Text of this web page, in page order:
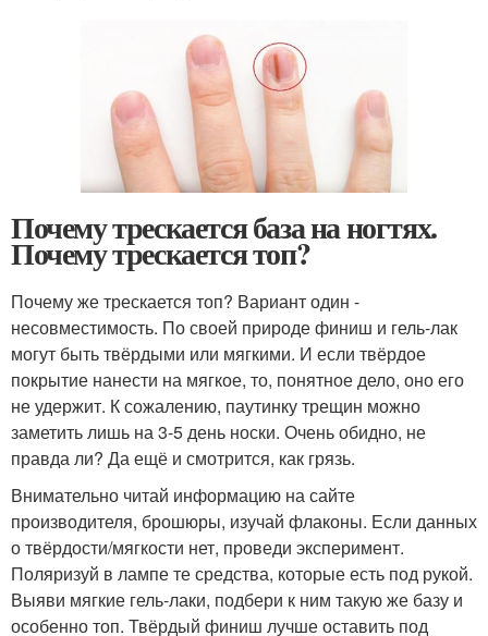
Почему трескается база на ногтях.
Почему трескается топ?
Почему же трескается топ? Вариант один -
несовместимость. По своей природе финиш и гель-лак
могут быть твёрдыми или мягкими. И если твёрдое
покрытие нанести на мягкое, то, понятное дело, оно его
не удержит. К сожалению, паутинку трещин можно
заметить лишь на 3-5 день носки. Очень обидно, не
правда ли? Да ещё и смотрится, как грязь.
Внимательно читай информацию на сайте
производителя, брошюры, изучай флаконы. Если данных
о твёрдости/мягкости нет, проведи эксперимент.
Поляризуй в лампе те средства, которые есть под рукой.
Выяви мягкие гель-лаки, подбери к ним такую же базу и
особенно топ. Твёрдый финиш лучше оставить под